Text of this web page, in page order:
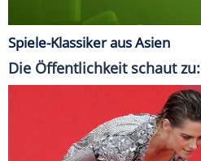
Spiele-Klassiker aus Asien
Die Öffentlichkeit schaut zu: